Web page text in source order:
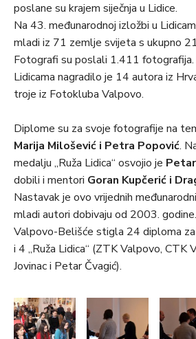
poslane su krajem siječnja u Lidice.
Na 43. međunarodnoj izložbi u
mladi iz 71 zemlje svijeta s ukupno
Fotografi su poslali 1.411
Lidicama nagradilo je 14 autora iz
troje iz Fotokluba Valpovo.
Diplome su za svoje fotografije na
Marija Milošević i Petra Popović.
medalju „Ruža Lidica“ osvojio je
dobili i mentori Goran Kupčerić i
Nastavak je ovo vrijednih
mladi autori dobivaju od 2003.
Valpovo-Belišće stigla 24 diploma
i 4 „Ruža Lidica“ (ZTK Valpovo, CTK
Jovinac i Petar Čvagić).